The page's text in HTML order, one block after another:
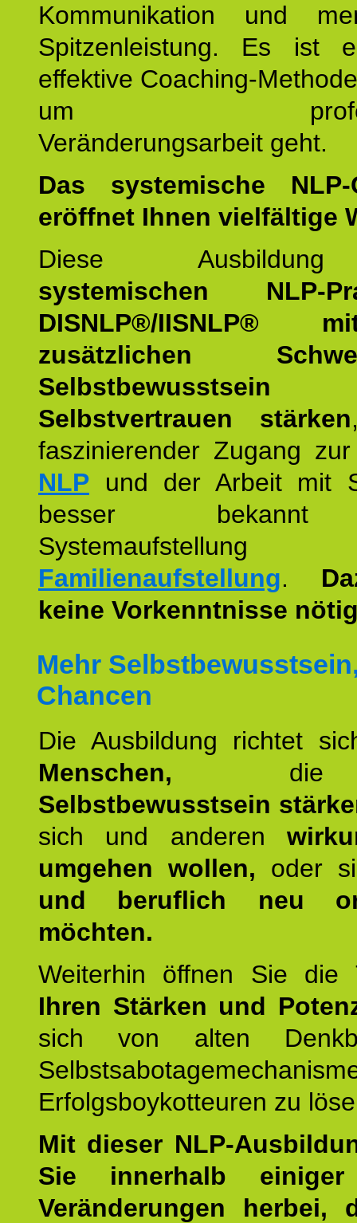
Kommunikation und
Spitzenleistung. Es ist
effektive Coaching-
um
Veränderungsarbeit geht.
Das systemische NLP-
eröffnet Ihnen vielfältige
Diese
systemischen NLP-
DISNLP®/IISNLP®
zusätzlichen
Selbstvertrauen stärken
faszinierender Zugang
NLP und der Arbeit mit
besser
Familienaufstellung.
keine Vorkenntnisse
Mehr
Chancen
Die Ausbildung richtet
Menschen, die
Selbstbewusstsein
sich und anderen
umgehen wollen, oder
und beruflich neu
möchten.
Weiterhin öffnen Sie
Ihren Stärken und
sich von alten
Erfolgsboykotteuren zu
Mit dieser NLP-
Sie innerhalb einiger
Veränderungen herbei,